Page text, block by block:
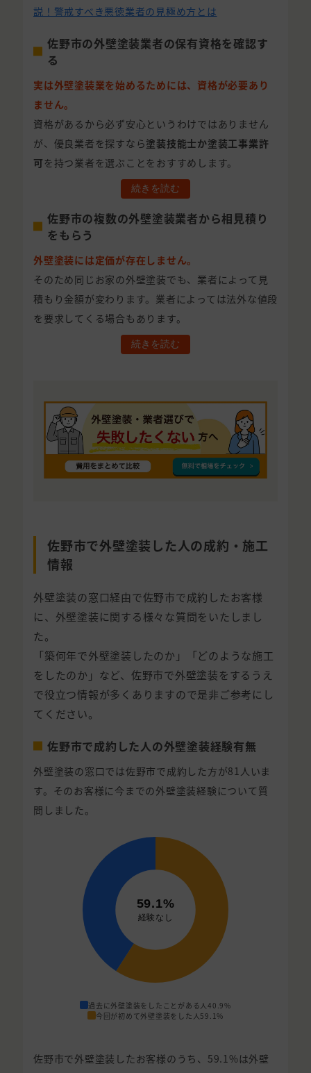
説！警戒すべき悪徳業者の見極め方とは
佐野市の外壁塗装業者の保有資格を確認す
る
実は外壁塗装業を始めるためには、資格が必要あり
ません。
資格があるから必ず安心というわけではありません
が、優良業者を探すなら塗装技能士か塗装工事業許
可 を持つ業者を選ぶことをおすすめします。
続きを読む
佐野市の複数の外壁塗装業者から相見積り
をもらう
外壁塗装には定価が存在しません。
そのため同じお家の外壁塗装でも、業者によって見
積もり金額が変わります。業者によっては法外な値段
を要求してくる場合もあります。
続きを読む
佐野市で外壁塗装した人の成約・施工
情報
外壁塗装の窓口経由で佐野市で成約したお客様
に、外壁塗装に関する様々な質問をいたしまし
た。
「築何年で外壁塗装したのか」「どのような施工
をしたのか」など、佐野市で外壁塗装をするうえ
で役立つ情報が多くありますので是非ご参考にし
てください。
佐野市で成約した人の外壁塗装経験有無
外壁塗装の窓口では佐野市で成約した方が81人いま
す。そのお客様に今までの外壁塗装経験について質
問しました。
過去に外壁塗装をしたことがある人40.9%
今回が初めて外壁塗装をした人 59.1%
佐野市で外壁塗装したお客様のうち、59.1%は外壁